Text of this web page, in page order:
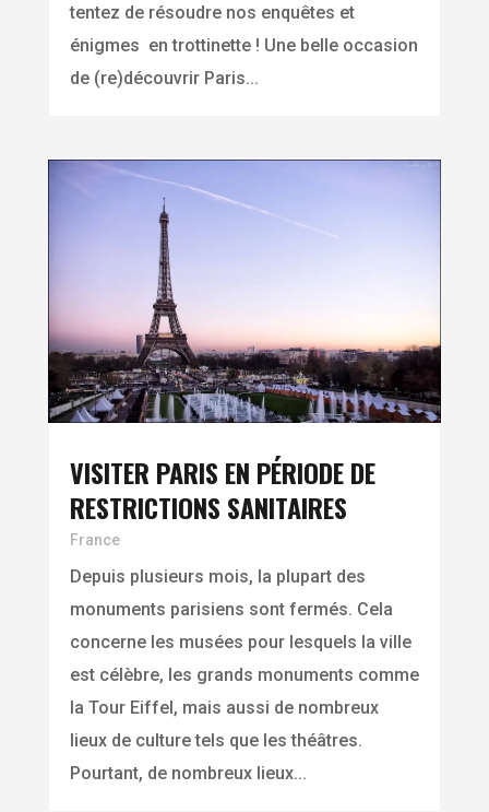
tentez de résoudre nos enquêtes et
énigmes en trottinette ! Une belle occasion
de (re)découvrir Paris...
VISITER PARIS EN PÉRIODE DE
RESTRICTIONS SANITAIRES
France
Depuis plusieurs mois, la plupart des
monuments parisiens sont fermés. Cela
concerne les musées pour lesquels la ville
est célèbre, les grands monuments comme
la Tour Eiffel, mais aussi de nombreux
lieux de culture tels que les théâtres.
Pourtant, de nombreux lieux...